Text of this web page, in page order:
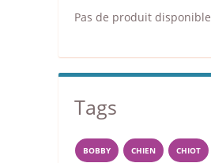
Pas de produit disponible
Tags
BOBBY CHIEN CHIOT